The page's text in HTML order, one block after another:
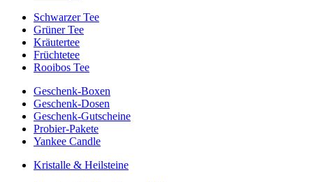
Schwarzer Tee
Grüner Tee
Kräutertee
Früchtetee
Rooibos Tee
Geschenk-Boxen
Geschenk-Dosen
Geschenk-Gutscheine
Probier-Pakete
Yankee Candle
Kristalle & Heilsteine